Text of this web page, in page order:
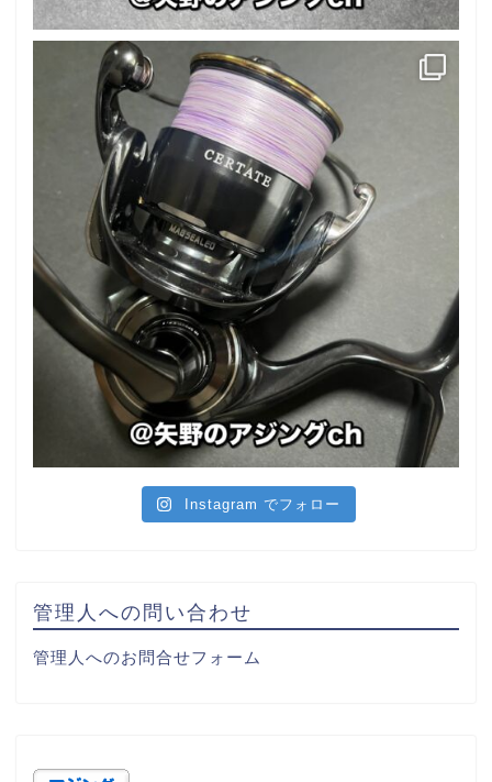
Instagram でフォロー
管理人への問い合わせ
管理人へのお問合せフォーム